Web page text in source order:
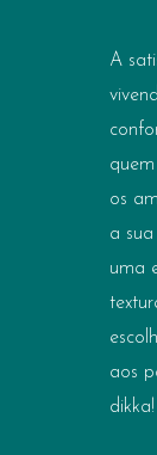
A
os
a
uma
aos
dikka!